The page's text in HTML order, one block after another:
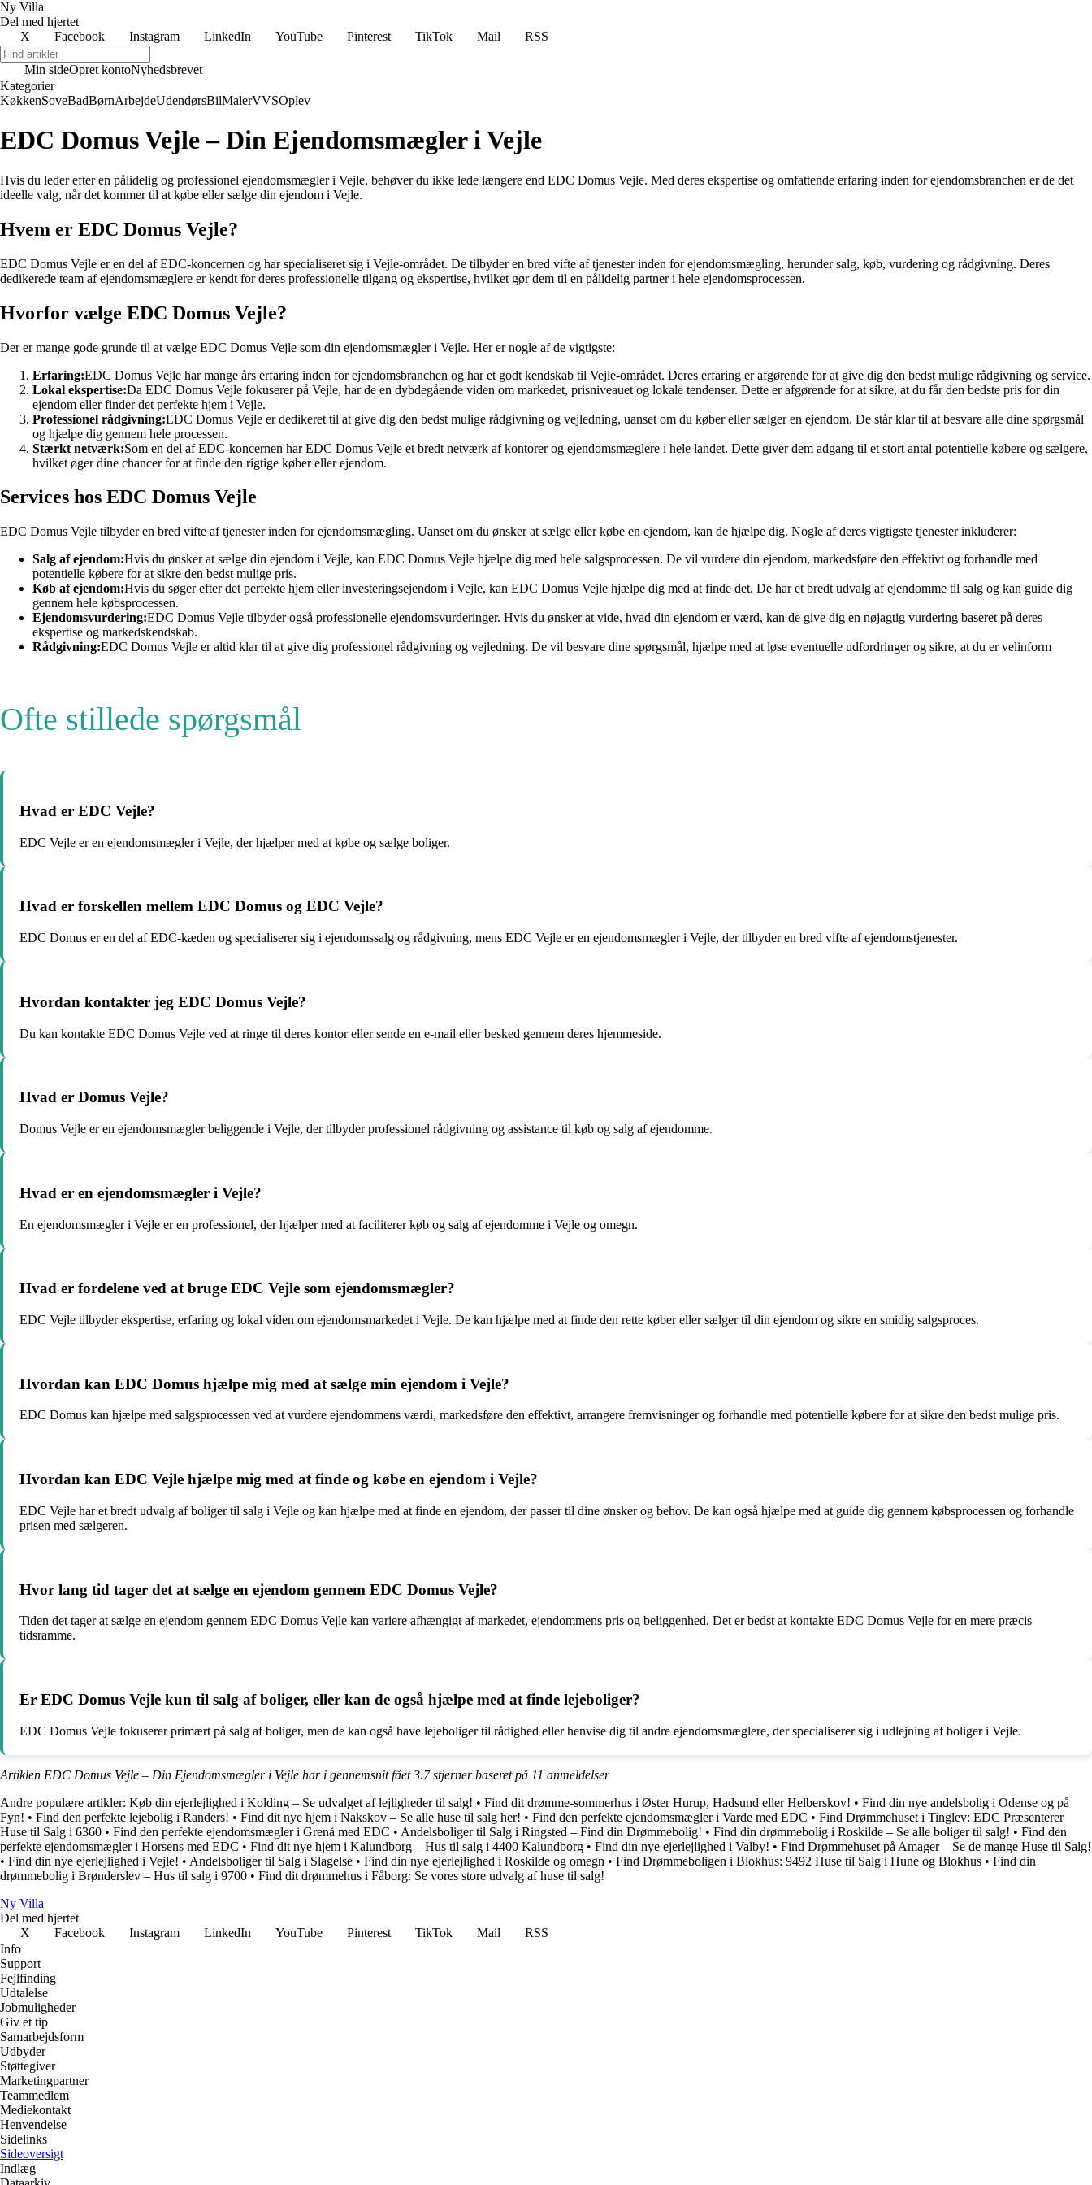
Ny Villa
Del med hjertet
X
Facebook Instagram LinkedIn YouTube Pinterest TikTok Mail RSS
Min sideOpret kontoNyhedsbrevet
Kategorier
KøkkenSoveBadBørnArbejdeUdendørsBilMalerVVSOplev
EDC Domus Vejle – Din Ejendomsmægler i Vejle
Hvis du leder efter en pålidelig og professionel ejendomsmægler i Vejle, behøver du ikke lede længere end EDC Domus Vejle. Med deres ekspertise og omfattende erfaring inden for ejendomsbranchen er de det
ideelle valg, når det kommer til at købe eller sælge din ejendom i Vejle.
Hvem er EDC Domus Vejle?
EDC Domus Vejle er en del af EDC-koncernen og har specialiseret sig i Vejle-området. De tilbyder en bred vifte af tjenester inden for ejendomsmægling, herunder salg, køb, vurdering og rådgivning. Deres
dedikerede team af ejendomsmæglere er kendt for deres professionelle tilgang og ekspertise, hvilket gør dem til en pålidelig partner i hele ejendomsprocessen.
Hvorfor vælge EDC Domus Vejle?
Der er mange gode grunde til at vælge EDC Domus Vejle som din ejendomsmægler i Vejle. Her er nogle af de vigtigste:
Erfaring:EDC Domus Vejle har mange års erfaring inden for ejendomsbranchen og har et godt kendskab til Vejle-området. Deres erfaring er afgørende for at give dig den bedst mulige rådgivning og service.
Lokal ekspertise:Da EDC Domus Vejle fokuserer på Vejle, har de en dybdegående viden om markedet, prisniveauet og lokale tendenser. Dette er afgørende for at sikre, at du får den bedste pris for din
ejendom eller finder det perfekte hjem i Vejle.
Professionel rådgivning:EDC Domus Vejle er dedikeret til at give dig den bedst mulige rådgivning og vejledning, uanset om du køber eller sælger en ejendom. De står klar til at besvare alle dine spørgsmål
og hjælpe dig gennem hele processen.
Stærkt netværk:Som en del af EDC-koncernen har EDC Domus Vejle et bredt netværk af kontorer og ejendomsmæglere i hele landet. Dette giver dem adgang til et stort antal potentielle købere og sælgere,
hvilket øger dine chancer for at finde den rigtige køber eller ejendom.
Services hos EDC Domus Vejle
EDC Domus Vejle tilbyder en bred vifte af tjenester inden for ejendomsmægling. Uanset om du ønsker at sælge eller købe en ejendom, kan de hjælpe dig. Nogle af deres vigtigste tjenester inkluderer:
Salg af ejendom:Hvis du ønsker at sælge din ejendom i Vejle, kan EDC Domus Vejle hjælpe dig med hele salgsprocessen. De vil vurdere din ejendom, markedsføre den effektivt og forhandle med
potentielle købere for at sikre den bedst mulige pris.
Køb af ejendom:Hvis du søger efter det perfekte hjem eller investeringsejendom i Vejle, kan EDC Domus Vejle hjælpe dig med at finde det. De har et bredt udvalg af ejendomme til salg og kan guide dig
gennem hele købsprocessen.
Ejendomsvurdering:EDC Domus Vejle tilbyder også professionelle ejendomsvurderinger. Hvis du ønsker at vide, hvad din ejendom er værd, kan de give dig en nøjagtig vurdering baseret på deres
ekspertise og markedskendskab.
Rådgivning:EDC Domus Vejle er altid klar til at give dig professionel rådgivning og vejledning. De vil besvare dine spørgsmål, hjælpe med at løse eventuelle udfordringer og sikre, at du er velinform
Ofte stillede spørgsmål
Hvad er EDC Vejle?
EDC Vejle er en ejendomsmægler i Vejle, der hjælper med at købe og sælge boliger.
Hvad er forskellen mellem EDC Domus og EDC Vejle?
EDC Domus er en del af EDC-kæden og specialiserer sig i ejendomssalg og rådgivning, mens EDC Vejle er en ejendomsmægler i Vejle, der tilbyder en bred vifte af ejendomstjenester.
Hvordan kontakter jeg EDC Domus Vejle?
Du kan kontakte EDC Domus Vejle ved at ringe til deres kontor eller sende en e-mail eller besked gennem deres hjemmeside.
Hvad er Domus Vejle?
Domus Vejle er en ejendomsmægler beliggende i Vejle, der tilbyder professionel rådgivning og assistance til køb og salg af ejendomme.
Hvad er en ejendomsmægler i Vejle?
En ejendomsmægler i Vejle er en professionel, der hjælper med at faciliterer køb og salg af ejendomme i Vejle og omegn.
Hvad er fordelene ved at bruge EDC Vejle som ejendomsmægler?
EDC Vejle tilbyder ekspertise, erfaring og lokal viden om ejendomsmarkedet i Vejle. De kan hjælpe med at finde den rette køber eller sælger til din ejendom og sikre en smidig salgsproces.
Hvordan kan EDC Domus hjælpe mig med at sælge min ejendom i Vejle?
EDC Domus kan hjælpe med salgsprocessen ved at vurdere ejendommens værdi, markedsføre den effektivt, arrangere fremvisninger og forhandle med potentielle købere for at sikre den bedst mulige pris.
Hvordan kan EDC Vejle hjælpe mig med at finde og købe en ejendom i Vejle?
EDC Vejle har et bredt udvalg af boliger til salg i Vejle og kan hjælpe med at finde en ejendom, der passer til dine ønsker og behov. De kan også hjælpe med at guide dig gennem købsprocessen og forhandle
prisen med sælgeren.
Hvor lang tid tager det at sælge en ejendom gennem EDC Domus Vejle?
Tiden det tager at sælge en ejendom gennem EDC Domus Vejle kan variere afhængigt af markedet, ejendommens pris og beliggenhed. Det er bedst at kontakte EDC Domus Vejle for en mere præcis
tidsramme.
Er EDC Domus Vejle kun til salg af boliger, eller kan de også hjælpe med at finde lejeboliger?
EDC Domus Vejle fokuserer primært på salg af boliger, men de kan også have lejeboliger til rådighed eller henvise dig til andre ejendomsmæglere, der specialiserer sig i udlejning af boliger i Vejle.
Artiklen EDC Domus Vejle – Din Ejendomsmægler i Vejle har i gennemsnit fået3.7stjerner baseret på 11 anmeldelser
Andre populære artikler: Køb din ejerlejlighed i Kolding – Se udvalget af lejligheder til salg! • Find dit drømme-sommerhus i Øster Hurup, Hadsund eller Helberskov! • Find din nye andelsbolig i Odense og på
Fyn! • Find den perfekte lejebolig i Randers! • Find dit nye hjem i Nakskov – Se alle huse til salg her! • Find den perfekte ejendomsmægler i Varde med EDC • Find Drømmehuset i Tinglev: EDC Præsenterer
Huse til Salg i 6360 • Find den perfekte ejendomsmægler i Grenå med EDC • Andelsboliger til Salg i Ringsted – Find din Drømmebolig! • Find din drømmebolig i Roskilde – Se alle boliger til salg! • Find den
perfekte ejendomsmægler i Horsens med EDC • Find dit nye hjem i Kalundborg – Hus til salg i 4400 Kalundborg • Find din nye ejerlejlighed i Valby! • Find Drømmehuset på Amager – Se de mange Huse til Salg!
• Find din nye ejerlejlighed i Vejle! • Andelsboliger til Salg i Slagelse • Find din nye ejerlejlighed i Roskilde og omegn • Find Drømmeboligen i Blokhus: 9492 Huse til Salg i Hune og Blokhus • Find din
drømmebolig i Brønderslev – Hus til salg i 9700 • Find dit drømmehus i Fåborg: Se vores store udvalg af huse til salg!
Ny Villa
Del med hjertet
X
Facebook Instagram LinkedIn YouTube Pinterest TikTok Mail
RSS
Info
Support
Fejlfinding
Udtalelse
Jobmuligheder
Giv et tip
Samarbejdsform
Udbyder
Støttegiver
Marketingpartner
Teammedlem
Mediekontakt
Henvendelse
Sidelinks
Sideoversigt
Indlæg